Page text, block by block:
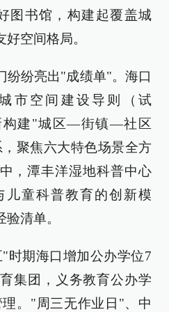
图书馆，构建起覆盖城
空间格局。
纷纷亮出"成绩单"。海口
市空间建设导则（试
构建"城区—街镇—社区
，聚焦六大特色场景全方
，潭丰洋湿地科普中心
儿童科普教育的创新模
清单。
时期海口增加公办学位7
集团，义务教育公办学
。"周三无作业日"、中